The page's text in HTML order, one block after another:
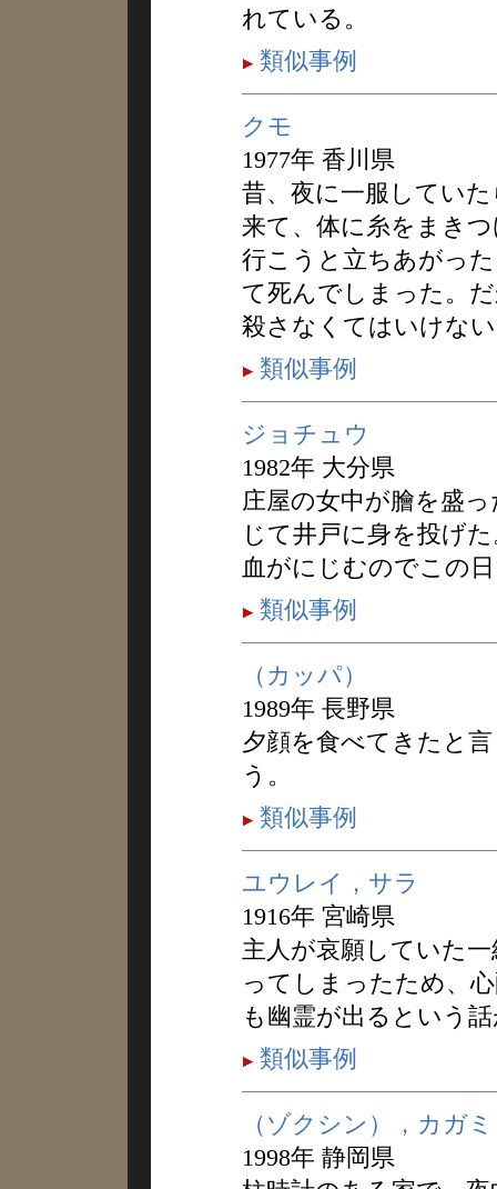
れている。
類似事例
クモ
1977年 香川県
昔、夜に一服してい
来て、体に糸をまき
行こうと立ちあがっ
て死んでしまった。
殺さなくてはいけな
類似事例
ジョチュウ
1982年 大分県
庄屋の女中が膾を盛
じて井戸に身を投げ
血がにじむのでこの
類似事例
（カッパ）
1989年 長野県
夕顔を食べてきたと
う。
類似事例
ユウレイ，サラ
1916年 宮崎県
主人が哀願していた
ってしまったため、
も幽霊が出るという
類似事例
（ゾクシン），カガ
1998年 静岡県